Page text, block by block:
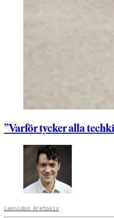
”Varför tycker alla
Leonidas Aretakis